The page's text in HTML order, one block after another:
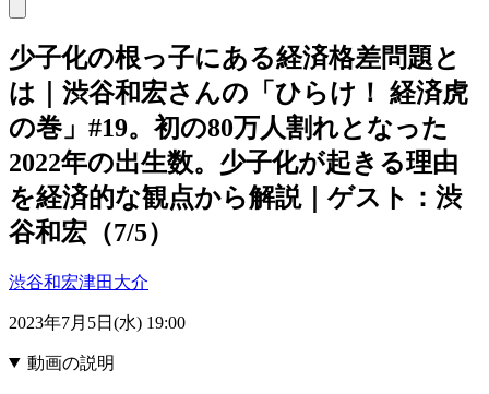
少子化の根っ子にある経済格差問題と
は｜渋谷和宏さんの「ひらけ！ 経済虎
の巻」#19。初の80万人割れとなった
2022年の出生数。少子化が起きる理由
を経済的な観点から解説｜ゲスト：渋
谷和宏（7/5）
渋谷和宏津田大介
2023年7月5日(水) 19:00
動画の説明